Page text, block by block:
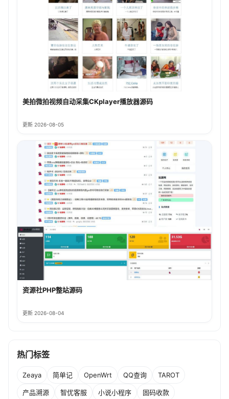
美拍微拍视频自动采集CKplayer播放器源码
更新 2026-08-05
资源社PHP整站源码
更新 2026-08-04
热门标签
Zeaya 简单记 OpenWrt QQ查询 TAROT
产品溯源 智优客服 小说小程序 固码收款